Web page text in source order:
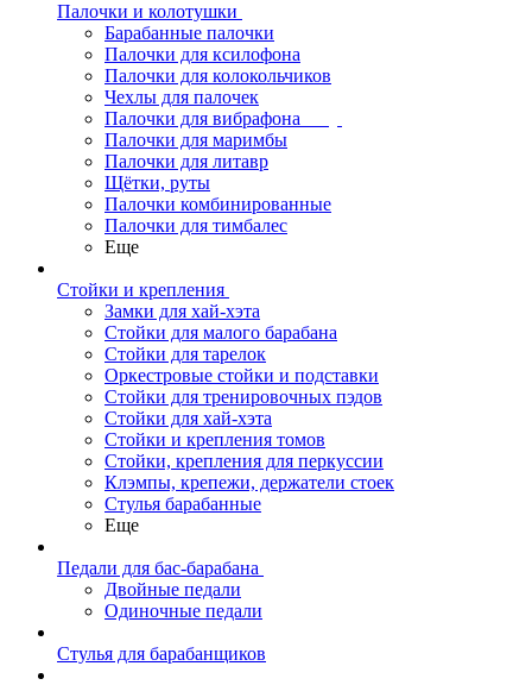
Палочки и колотушки
Барабанные палочки
Палочки для ксилофона
Палочки для колокольчиков
Чехлы для палочек
Палочки для вибрафона
Палочки для маримбы
Палочки для литавр
Щётки, руты
Палочки комбинированные
Палочки для тимбалес
Еще
Стойки и крепления
Замки для хай-хэта
Стойки для малого барабана
Стойки для тарелок
Оркестровые стойки и подставки
Стойки для тренировочных пэдов
Стойки для хай-хэта
Стойки и крепления томов
Стойки, крепления для перкуссии
Клэмпы, крепежи, держатели стоек
Стулья барабанные
Еще
Педали для бас-барабана
Двойные педали
Одиночные педали
Стулья для барабанщиков